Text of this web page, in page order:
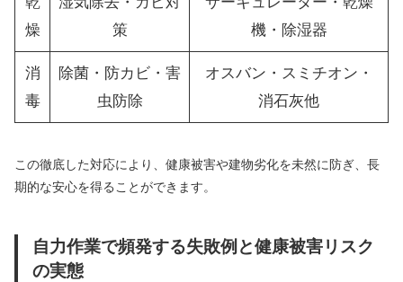
燥
策
機・除湿器
消
毒
除菌・防カビ・害
虫防除
オスバン・スミチオン・
消石灰他
この徹底した対応により、健康被害や建物劣化を未然に防ぎ、長
期的な安心を得ることができます。
自力作業で頻発する失敗例と健康被害リスク
の実態